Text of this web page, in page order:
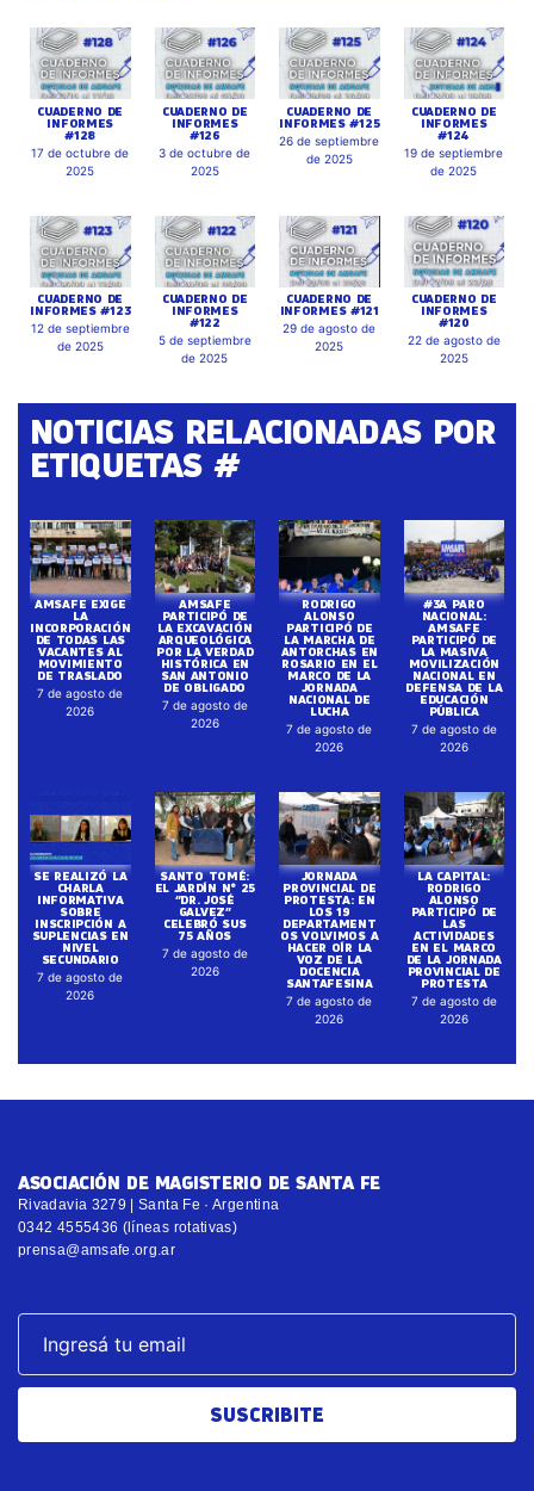
CUADERNO DE
INFORMES
#128
17 de octubre de
2025
CUADERNO DE
INFORMES
#126
3 de octubre de
2025
CUADERNO DE
INFORMES #125
26 de septiembre
de 2025
CUADERNO DE
INFORMES
#124
19 de septiembre
de 2025
CUADERNO DE
INFORMES #123
12 de septiembre
de 2025
CUADERNO DE
INFORMES
#122
5 de septiembre
de 2025
CUADERNO DE
INFORMES #121
29 de agosto de
2025
CUADERNO DE
INFORMES
#120
22 de agosto de
2025
NOTICIAS RELACIONADAS POR
ETIQUETAS #
AMSAFE EXIGE
LA
INCORPORACIÓN
DE TODAS LAS
VACANTES AL
MOVIMIENTO
DE TRASLADO
7 de agosto de
2026
AMSAFE
PARTICIPÓ DE
LA EXCAVACIÓN
ARQUEOLÓGICA
POR LA VERDAD
HISTÓRICA EN
SAN ANTONIO
DE OBLIGADO
7 de agosto de
2026
RODRIGO
ALONSO
PARTICIPÓ DE
LA MARCHA DE
ANTORCHAS EN
ROSARIO EN EL
MARCO DE LA
JORNADA
NACIONAL DE
LUCHA
7 de agosto de
2026
#3A PARO
NACIONAL:
AMSAFE
PARTICIPÓ DE
LA MASIVA
MOVILIZACIÓN
NACIONAL EN
DEFENSA DE LA
EDUCACIÓN
PÚBLICA
7 de agosto de
2026
SE REALIZÓ LA
CHARLA
INFORMATIVA
SOBRE
INSCRIPCIÓN A
SUPLENCIAS EN
NIVEL
SECUNDARIO
7 de agosto de
2026
SANTO TOMÉ:
EL JARDÍN N° 25
“DR. JOSÉ
GALVEZ”
CELEBRÓ SUS
75 AÑOS
7 de agosto de
2026
JORNADA
PROVINCIAL DE
PROTESTA: EN
LOS 19
DEPARTAMENT
OS VOLVIMOS A
HACER OÍR LA
VOZ DE LA
DOCENCIA
SANTAFESINA
7 de agosto de
2026
LA CAPITAL:
RODRIGO
ALONSO
PARTICIPÓ DE
LAS
ACTIVIDADES
EN EL MARCO
DE LA JORNADA
PROVINCIAL DE
PROTESTA
7 de agosto de
2026
ASOCIACIÓN DE MAGISTERIO DE SANTA FE
Rivadavia 3279 | Santa Fe · Argentina
0342 4555436 (líneas rotativas)
prensa@amsafe.org.ar
SUSCRIBITE